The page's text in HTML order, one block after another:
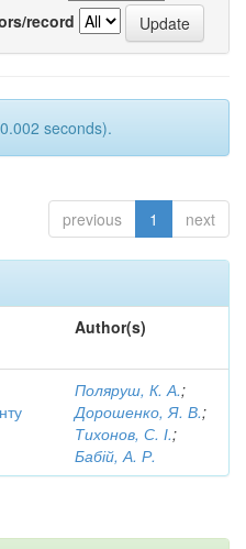
record
seconds).
previous 1 next
Author(s)
Поляруш, К. А.;
Дорошенко, Я. В.;
Тихонов, С. І.;
Бабій, А. Р.